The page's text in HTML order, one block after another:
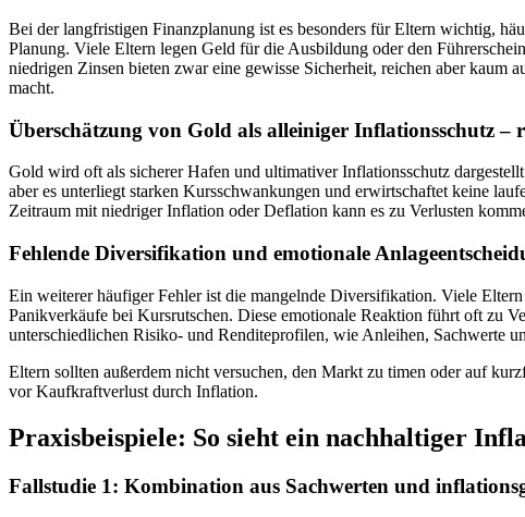
Bei der langfristigen Finanzplanung ist es besonders für Eltern wichtig,
Planung. Viele Eltern legen Geld für die Ausbildung oder den
niedrigen Zinsen bieten zwar eine gewisse Sicherheit, reichen aber kaum
macht.
Überschätzung von Gold als alleiniger Inflationsschutz –
Gold wird oft als sicherer Hafen und ultimativer Inflationsschutz
aber es unterliegt starken Kursschwankungen und erwirtschaftet keine
Zeitraum mit niedriger Inflation oder Deflation kann es zu Verlusten
Fehlende Diversifikation und emotionale
Ein weiterer häufiger Fehler ist die mangelnde Diversifikation. Viele
Panikverkäufe bei Kursrutschen. Diese emotionale Reaktion führt oft zu
unterschiedlichen Risiko- und Renditeprofilen, wie Anleihen, Sachwerte
Eltern sollten außerdem nicht versuchen, den Markt zu timen oder auf
vor Kaufkraftverlust durch Inflation.
Praxisbeispiele: So sieht ein nachhaltiger
Fallstudie 1: Kombination aus Sachwerten und